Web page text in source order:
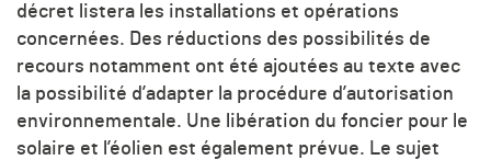
décret listera les installations et opérations
concernées. Des réductions des possibilités de
recours notamment ont été ajoutées au texte avec
la possibilité d’adapter la procédure d’autorisation
environnementale. Une libération du foncier pour le
solaire et l’éolien est également prévue. Le sujet